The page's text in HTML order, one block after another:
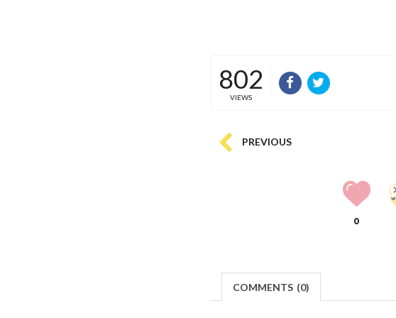
802
VIEWS
PREVIOUS
0
COMMENTS (0)